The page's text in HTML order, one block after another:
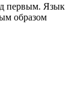
первым. Язык
образом